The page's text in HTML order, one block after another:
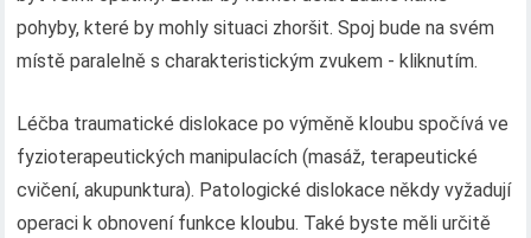
pohyby, které by mohly situaci zhoršit. Spoj bude na svém
místě paralelně s charakteristickým zvukem - kliknutím.
Léčba traumatické dislokace po výměně kloubu spočívá ve
fyzioterapeutických manipulacích (masáž, terapeutické
cvičení, akupunktura). Patologické dislokace někdy vyžadují
operaci k obnovení funkce kloubu. Také byste měli určitě